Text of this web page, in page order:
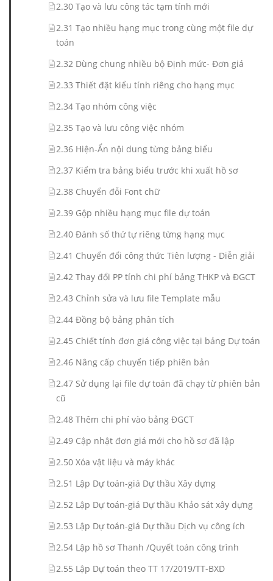
2.30 Tạo và lưu công tác tạm tính mới
2.31 Tạo nhiều hạng mục trong cùng một file dự
toán
2.32 Dùng chung nhiều bộ Định mức- Đơn giá
2.33 Thiết đặt kiểu tính riêng cho hạng mục
2.34 Tạo nhóm công việc
2.35 Tạo và lưu công việc nhóm
2.36 Hiện-Ẩn nội dung từng bảng biểu
2.37 Kiểm tra bảng biểu trước khi xuất hồ sơ
2.38 Chuyển đỗi Font chữ
2.39 Gộp nhiều hạng mục file dự toán
2.40 Đánh số thứ tự riêng từng hạng mục
2.41 Chuyển đổi công thức Tiên lượng - Diễn giải
2.42 Thay đổi PP tính chi phí bảng THKP và ĐGCT
2.43 Chỉnh sửa và lưu file Template mẫu
2.44 Đồng bộ bảng phân tích
2.45 Chiết tính đơn giá công việc tại bảng Dự toán
2.46 Nâng cấp chuyển tiếp phiên bản
2.47 Sử dụng lại file dự toán đã chạy từ phiên bản
cũ
2.48 Thêm chi phí vào bảng ĐGCT
2.49 Cập nhật đơn giá mới cho hồ sơ đã lập
2.50 Xóa vật liệu và máy khác
2.51 Lập Dự toán-giá Dự thầu Xây dựng
2.52 Lập Dự toán-giá Dự thầu Khảo sát xây dựng
2.53 Lập Dự toán-giá Dự thầu Dịch vụ công ích
2.54 Lập hồ sơ Thanh /Quyết toán công trình
2.55 Lập Dự toán theo TT 17/2019/TT-BXD